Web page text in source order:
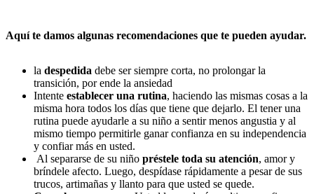
Aquí te damos algunas recomendaciones que te pueden ayudar.
la despedida debe ser siempre corta, no prolongar la
transición, por ende la ansiedad
Intente establecer una rutina, haciendo las mismas cosas a la
misma hora todos los días que tiene que dejarlo. El tener una
rutina puede ayudarle a su niño a sentir menos angustia y al
mismo tiempo permitirle ganar confianza en su independencia
y confiar más en usted.
Al separarse de su niño préstele toda su atención, amor y
bríndele afecto. Luego, despídase rápidamente a pesar de sus
trucos, artimañas y llanto para que usted se quede.